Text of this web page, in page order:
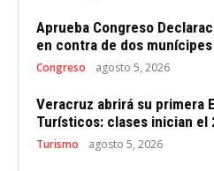
Aprueba Congreso
en contra de dos munícipes
Congreso agosto 5, 2026
Veracruz abrirá su primera
Turísticos: clases inician el
Turismo agosto 5, 2026